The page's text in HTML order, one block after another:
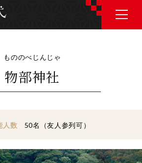
J P E N
もののべじんじゃ
物部神社
人数 50名（友人参列可）